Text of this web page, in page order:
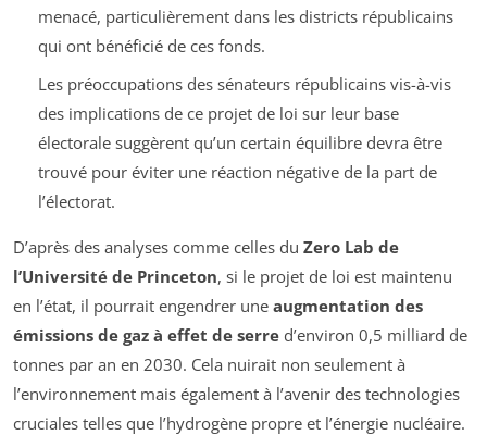
menacé, particulièrement dans les districts républicains
qui ont bénéficié de ces fonds.
Les préoccupations des sénateurs républicains vis-à-vis
des implications de ce projet de loi sur leur base
électorale suggèrent qu’un certain équilibre devra être
trouvé pour éviter une réaction négative de la part de
l’électorat.
D’après des analyses comme celles du Zero Lab de
l’Université de Princeton, si le projet de loi est maintenu
en l’état, il pourrait engendrer une augmentation des
émissions de gaz à effet de serre d’environ 0,5 milliard de
tonnes par an en 2030. Cela nuirait non seulement à
l’environnement mais également à l’avenir des technologies
cruciales telles que l’hydrogène propre et l’énergie nucléaire.